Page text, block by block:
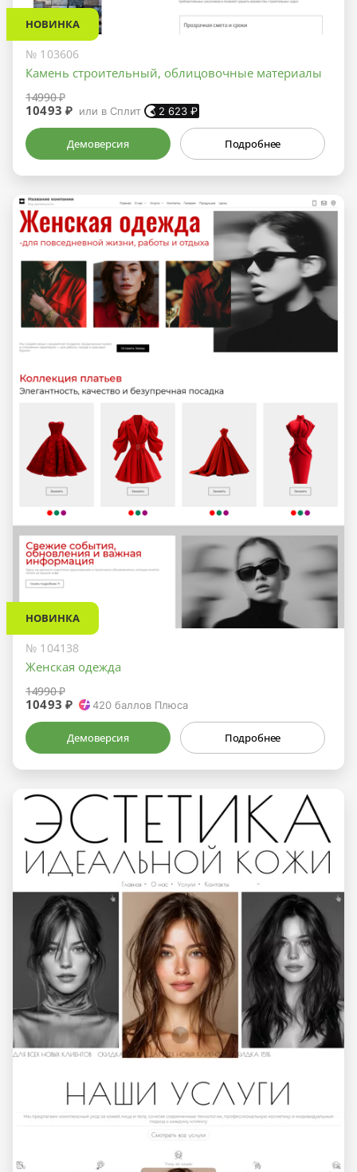
НОВИНКА
№ 103606
Камень строительный, облицовочные материалы
14990 ₽
10493 ₽ или в Сплит 2 623 ₽
Демоверсия Подробнее
НОВИНКА
№ 104138
Женская одежда
14990 ₽
10493 ₽ 420 баллов Плюса
Демоверсия Подробнее